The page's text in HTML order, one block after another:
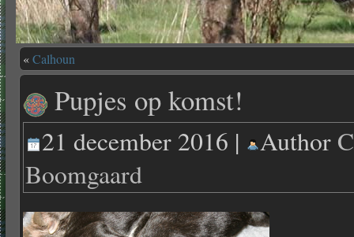
«Calhoun
Pupjes op komst!
21 december 2016 | Author
Boomgaard